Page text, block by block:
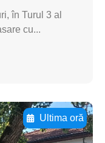
în Turul 3 al
cu...
Ultima oră
pentru